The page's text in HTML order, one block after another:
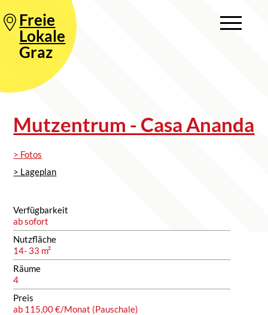
Freie
Lokale
Graz
Mutzentrum - Casa Ananda
> Fotos
> Lageplan
Verfügbarkeit
ab sofort
Nutzfläche
14- 33 m²
Räume
4
Preis
ab 115,00 €/Monat (Pauschale)